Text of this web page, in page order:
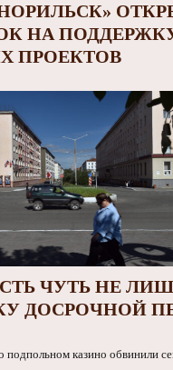
НА
ПРОЕКТОВ
ЧУТЬ НЕ
ДОСРОЧНОЙ